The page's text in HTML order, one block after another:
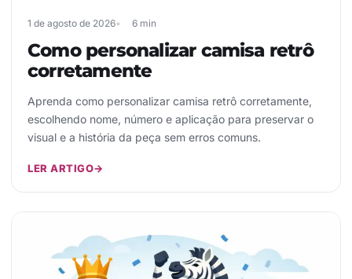
1 de agosto de 2026 6 min
Como personalizar camisa retrô
corretamente
Aprenda como personalizar camisa retrô corretamente,
escolhendo nome, número e aplicação para preservar o
visual e a história da peça sem erros comuns.
LER ARTIGO→